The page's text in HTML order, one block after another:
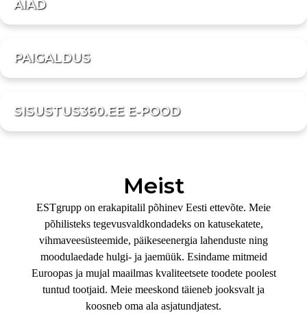
AIAD
PAIGALDUS
SISUSTUS360.EE E-POOD
Meist
ESTgrupp on erakapitalil põhinev Eesti ettevõte. Meie
põhilisteks tegevusvaldkondadeks on katusekatete,
vihmaveesüsteemide, päikeseenergia lahenduste ning
moodulaedade hulgi- ja jaemüük. Esindame mitmeid
Euroopas ja mujal maailmas kvaliteetsete toodete poolest
tuntud tootjaid. Meie meeskond täieneb jooksvalt ja
koosneb oma ala asjatundjatest.